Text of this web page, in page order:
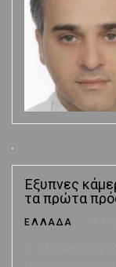
Έξυπνες
τα πρώτα
ΕΛΛΑΔΑ